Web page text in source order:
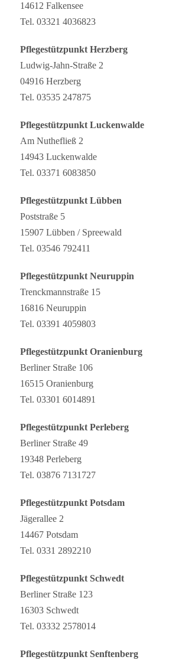
14612 Falkensee
Tel. 03321 4036823
Pflegestützpunkt Herzberg
Ludwig-Jahn-Straße 2
04916 Herzberg
Tel. 03535 247875
Pflegestützpunkt Luckenwalde
Am Nuthefließ 2
14943 Luckenwalde
Tel. 03371 6083850
Pflegestützpunkt Lübben
Poststraße 5
15907 Lübben / Spreewald
Tel. 03546 792411
Pflegestützpunkt Neuruppin
Trenckmannstraße 15
16816 Neuruppin
Tel. 03391 4059803
Pflegestützpunkt Oranienburg
Berliner Straße 106
16515 Oranienburg
Tel. 03301 6014891
Pflegestützpunkt Perleberg
Berliner Straße 49
19348 Perleberg
Tel. 03876 7131727
Pflegestützpunkt Potsdam
Jägerallee 2
14467 Potsdam
Tel. 0331 2892210
Pflegestützpunkt Schwedt
Berliner Straße 123
16303 Schwedt
Tel. 03332 2578014
Pflegestützpunkt Senftenberg